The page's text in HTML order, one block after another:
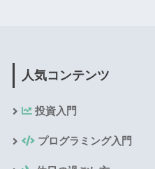
人気コンテンツ
投資入門
プログラミング入門